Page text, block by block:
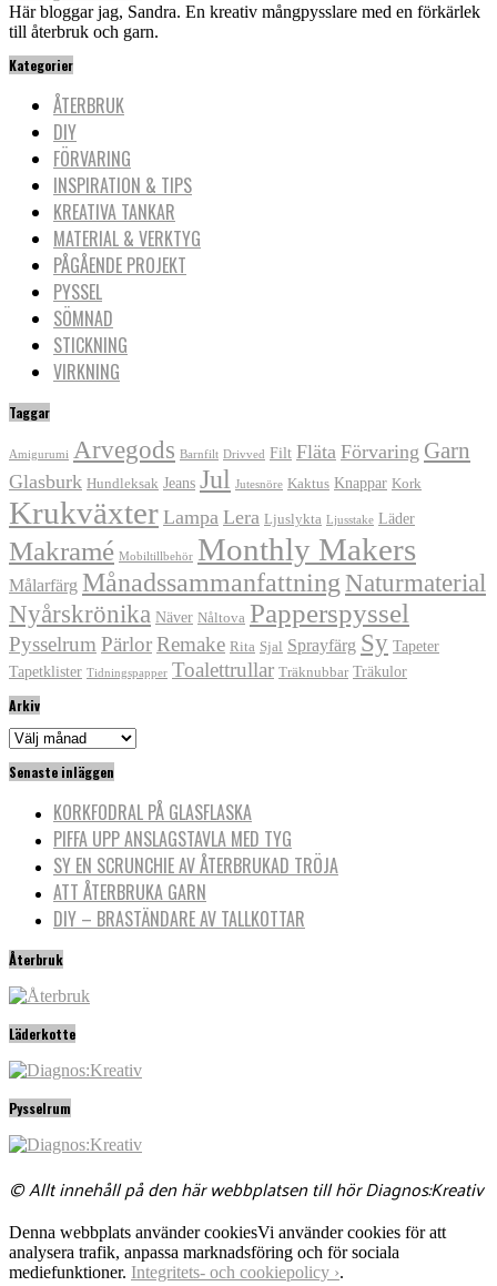
Här bloggar jag, Sandra. En kreativ mångpysslare med en förkärlek
till återbruk och garn.
Kategorier
ÅTERBRUK
DIY
FÖRVARING
INSPIRATION & TIPS
KREATIVA TANKAR
MATERIAL & VERKTYG
PÅGÅENDE PROJEKT
PYSSEL
SÖMNAD
STICKNING
VIRKNING
Taggar
Amigurumi Arvegods Barnfilt Drivved Filt Fläta Förvaring Garn
Glasburk Hundleksak Jeans Jul Jutesnöre Kaktus Knappar Kork
Krukväxter Lampa Lera Ljuslykta Ljusstake Läder
Makramé Mobiltillbehör Monthly Makers
Målarfärg Månadssammanfattning Naturmaterial
Nyårskrönika Näver Nåltova Papperspyssel
Pysselrum PärlorRemake Rita Sjal Sprayfärg Sy Tapeter
Tapetklister Tidningspapper Toalettrullar Träknubbar Träkulor
Arkiv
Arkiv
Senaste inläggen
KORKFODRAL PÅ GLASFLASKA
PIFFA UPP ANSLAGSTAVLA MED TYG
SY EN SCRUNCHIE AV ÅTERBRUKAD TRÖJA
ATT ÅTERBRUKA GARN
DIY – BRASTÄNDARE AV TALLKOTTAR
Återbruk
Läderkotte
Pysselrum
© Allt innehåll på den här webbplatsen till hör Diagnos:Kreativ
Denna webbplats använder cookiesVi använder cookies för att
analysera trafik, anpassa marknadsföring och för sociala
mediefunktioner. Integritets- och cookiepolicy ›.